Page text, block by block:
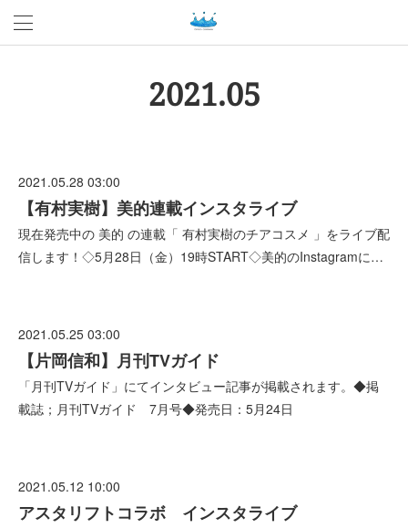
2021.05
2021.05.28 03:00
【有村実樹】美的連載インスタライブ
現在発売中の 美的 の連載「 有村実樹のチアコスメ 」をライブ配
信します！◇5月28日（金）19時START◇美的のInstagramに…
2021.05.25 03:00
【片岡信和】月刊TVガイド
「月刊TVガイド」にてインタビュー記事が掲載されます。◆掲
載誌；月刊TVガイド 7月号◆発売日：5月24日
2021.05.12 10:00
アスタリフトコラボ インスタライブ